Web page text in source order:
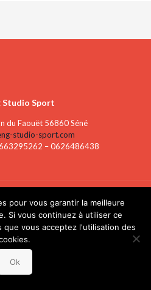
Studio Sport
du Faouët 56860 Séné
studio-sport.com
– 0626486438
| Mentions légales| Création :MT
Studio
pour vous garantir la meilleure
Si vous continuez à utiliser ce
que vous acceptez l'utilisation des
Ok